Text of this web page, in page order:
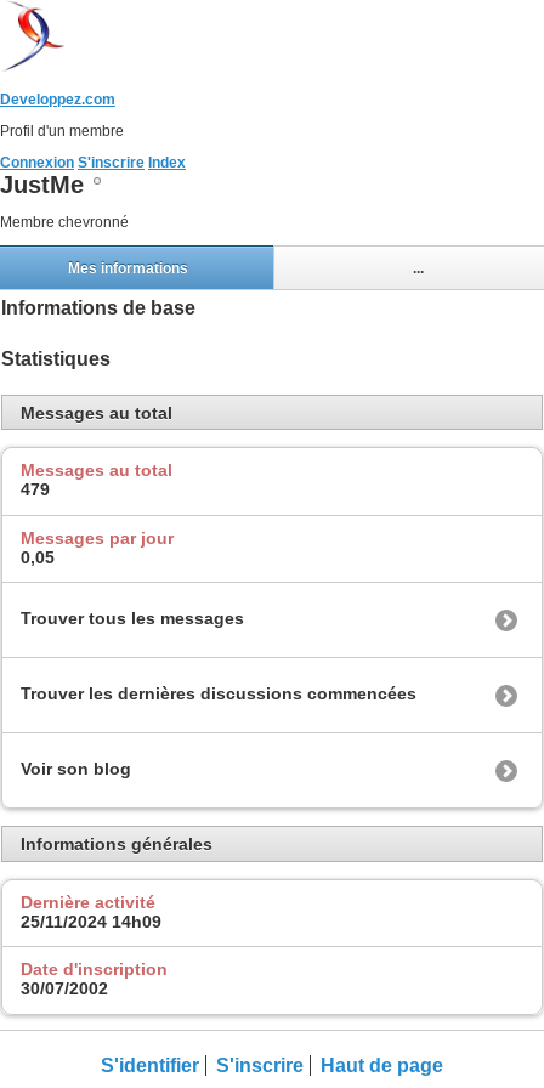
Developpez.com
Profil d'un membre
Connexion S'inscrire Index
JustMe
Membre chevronné
Mes informations ...
Informations de base
Statistiques
Messages au total
Messages au total
479
Messages par jour
0,05
Trouver tous les messages
Trouver les dernières discussions commencées
Voir son blog
Informations générales
Dernière activité
25/11/2024 14h09
Date d'inscription
30/07/2002
S'identifier S'inscrire Haut de page